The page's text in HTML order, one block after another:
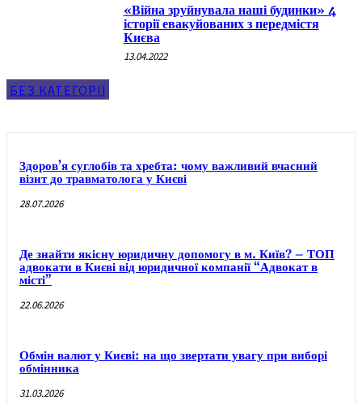
БЕЗ КАТЕГОРІЇ
«Війна зруйнувала наші будинки» 4
історії евакуйованих з передмістя
Києва
13.04.2022
Здоров’я суглобів та хребта: чому важливий вчасний
візит до травматолога у Києві
28.07.2026
Де знайти якісну юридичну допомогу в м. Київ? – ТОП
адвокати в Києві від юридичної компанії “Адвокат в
місті”
22.06.2026
Обмін валют у Києві: на що звертати увагу при виборі
обмінника
31.03.2026